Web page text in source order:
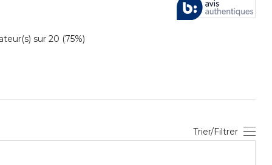
sur 20 (75%)
Trier/Filtrer